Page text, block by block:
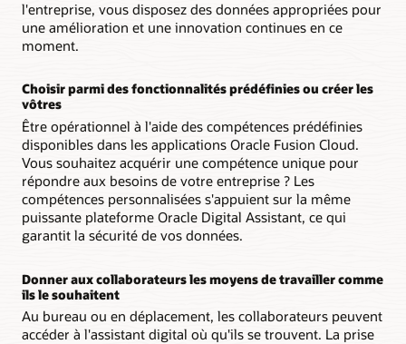
l'entreprise, vous disposez des données appropriées pour
une amélioration et une innovation continues en ce
moment.
Choisir parmi des fonctionnalités prédéfinies ou créer les
vôtres
Être opérationnel à l'aide des compétences prédéfinies
disponibles dans les applications Oracle Fusion Cloud.
Vous souhaitez acquérir une compétence unique pour
répondre aux besoins de votre entreprise ? Les
compétences personnalisées s'appuient sur la même
puissante plateforme Oracle Digital Assistant, ce qui
garantit la sécurité de vos données.
Donner aux collaborateurs les moyens de travailler comme
ils le souhaitent
Au bureau ou en déplacement, les collaborateurs peuvent
accéder à l'assistant digital où qu'ils se trouvent. La prise